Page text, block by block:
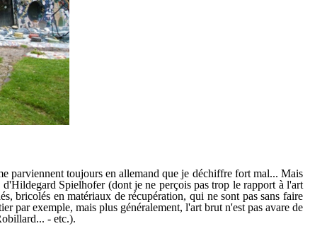
parviennent toujours en allemand que je déchiffre fort mal... Mais
Spielhofer (dont je ne perçois pas trop le rapport à l'art
bricolés en matériaux de récupération, qui ne sont pas sans faire
par exemple, mais plus généralement, l'art brut n'est pas avare de
- etc.).